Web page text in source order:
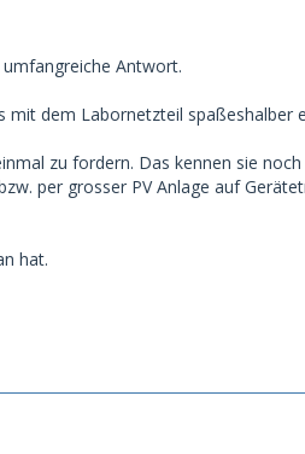
Antwort.
mit dem Labornetzteil spaßeshalber
zu fordern. Das kennen sie
per grosser PV Anlage auf
hat.